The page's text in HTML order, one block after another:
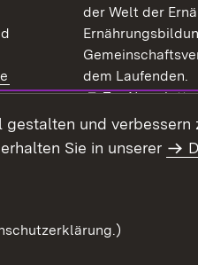
neuem Fenster)
(Öffnet in neuem Fenster)
Fenster)
der Welt der
dem Laufenden.
Extern:
Zur
Newsletter-
und
Sie in unserer